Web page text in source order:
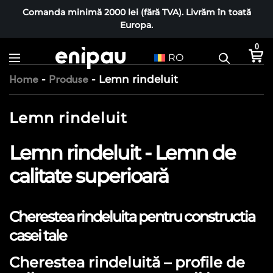
Comanda minimă 2000 lei (fără TVA). Livrăm în toată
Europa.
RO
0
Home - Produse - Lemn rindeluit
Lemn rindeluit
Lemn rindeluit - Lemn de
calitate superioară
Cherestea rindeluita pentru constructia
casei tale
Cherestea rindeluită – profile de